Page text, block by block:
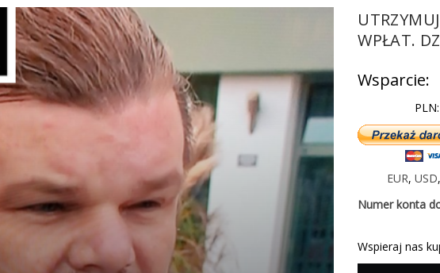
WPŁAT.
Wsparcie:
PLN:
EUR,USD
Numer konta
Wspieraj nas